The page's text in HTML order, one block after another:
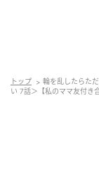
トップ
輪を乱したらた
い 7話＞【私のママ友付き